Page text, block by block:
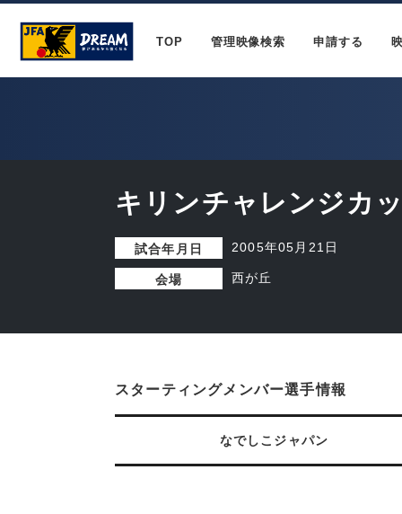
TOP 管理映像検索 申請する
キリンチャレンジカ
試合年月日 2005年05月21日
会場 西が丘
スターティングメンバー選手情報
なでしこジャパン